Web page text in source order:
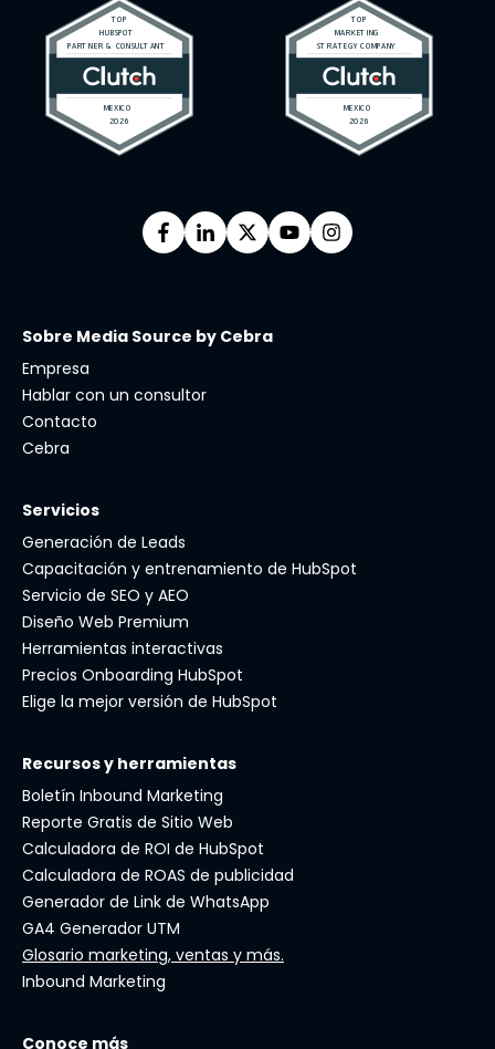
Sobre Media Source by Cebra
Empresa
Hablar con un consultor
Contacto
Cebra
Servicios
Generación de Leads
Capacitación y entrenamiento de HubSpot
Servicio de SEO y AEO
Diseño Web Premium
Herramientas interactivas
Precios Onboarding HubSpot
Elige la mejor versión de HubSpot
Recursos y herramientas
Boletín Inbound Marketing
Reporte Gratis de Sitio Web
Calculadora de ROI de HubSpot
Calculadora de ROAS de publicidad
Generador de Link de WhatsApp
GA4 Generador UTM
Glosario marketing, ventas y más.
Inbound Marketing
Conoce más